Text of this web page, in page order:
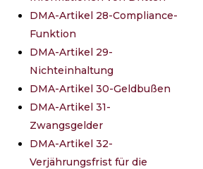
DMA-Artikel 28-Compliance-
Funktion
DMA-Artikel 29-
Nichteinhaltung
DMA-Artikel 30-Geldbußen
DMA-Artikel 31-
Zwangsgelder
DMA-Artikel 32-
Verjährungsfrist für die